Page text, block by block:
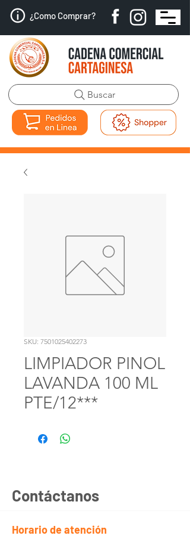
¿Como Comprar?
Buscar
SKU: 7501025402273
LIMPIADOR PINOL
LAVANDA 100 ML
PTE/12***
Contáctanos
Horario de atención